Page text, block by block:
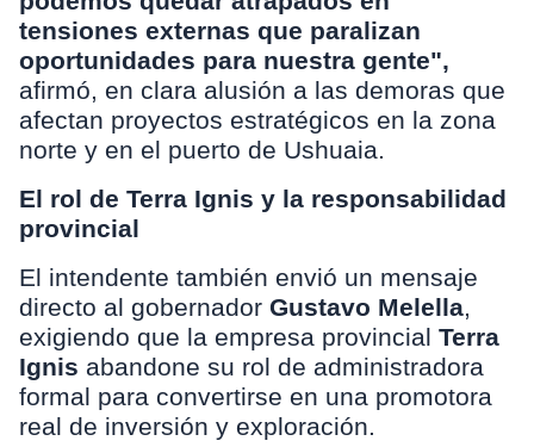
tensiones externas que paralizan
oportunidades para nuestra gente",
afirmó, en clara alusión a las demoras que
afectan proyectos estratégicos en la zona
norte y en el puerto de Ushuaia.
El rol de Terra Ignis y la responsabilidad
provincial
El intendente también envió un mensaje
directo al gobernador Gustavo Melella,
exigiendo que la empresa provincial Terra
Ignis abandone su rol de administradora
formal para convertirse en una promotora
real de inversión y exploración.